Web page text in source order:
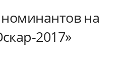
на
2017»